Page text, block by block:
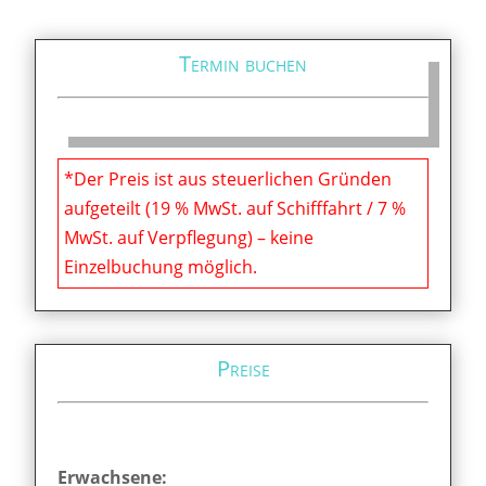
Termin buchen
*Der Preis ist aus steuerlichen Gründen
aufgeteilt (19 % MwSt. auf Schifffahrt / 7 %
MwSt. auf Verpflegung) – keine
Einzelbuchung möglich.
Preise
Erwachsene: